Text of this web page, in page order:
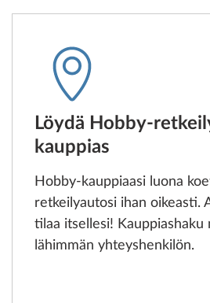
Löydä Hobby-
kauppias
Hobby-kauppiaasi luona
retkeilyautosi ihan oikeasti.
tilaa itsellesi! Kauppiashaku
lähimmän yhteyshenkilön.